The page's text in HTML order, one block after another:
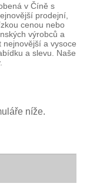
v Číně s
prodejní,
cenou nebo
výrobců a
a vysoce
a slevu. Naše
níže.